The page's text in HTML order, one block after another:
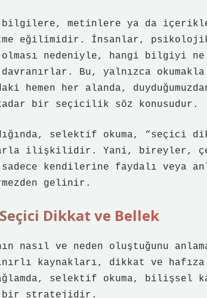
metinlere ya da
eğilimidir. İnsanlar,
olması nedeniyle, hangi bilgiyi
Bu, yalnızca
hemen her alanda,
bir seçicilik söz konusudur.
selektif okuma, “seçici
ilişkilidir. Yani, bireyler,
kendilerine faydalı veya
gelinir.
Dikkat ve Bellek
ve neden oluştuğunu
kaynakları, dikkat ve
selektif okuma, bilişsel
bir stratejidir.